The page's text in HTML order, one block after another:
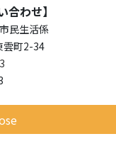
合わせ】
民生活係
町2-34